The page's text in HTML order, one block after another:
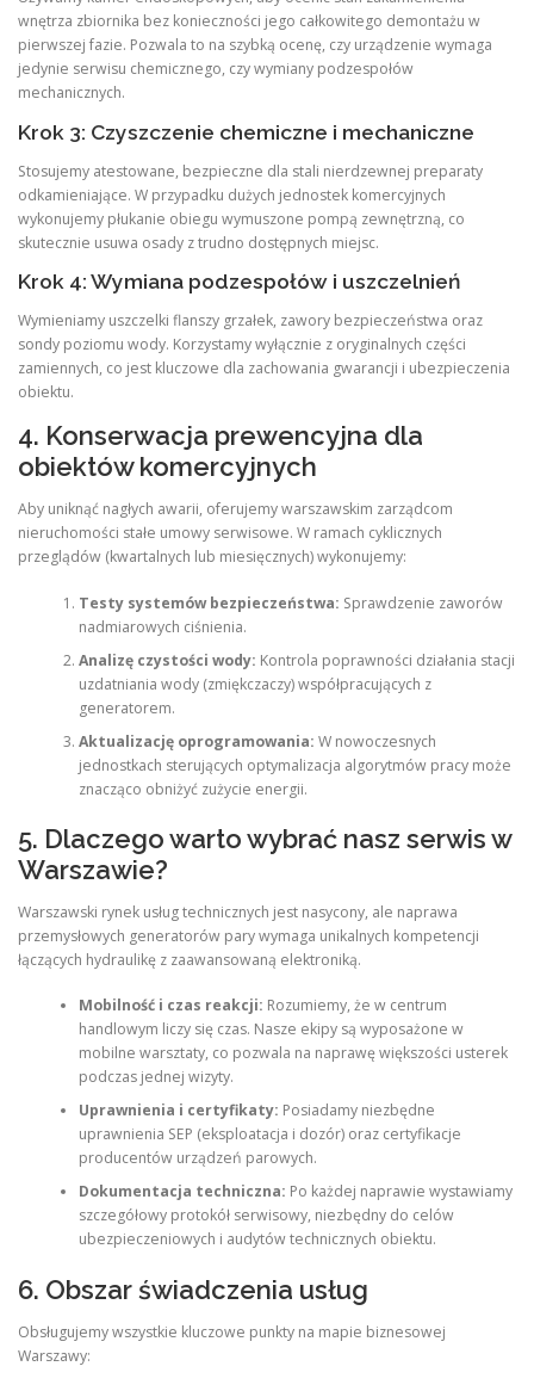
wnętrza zbiornika bez konieczności jego całkowitego demontażu w
pierwszej fazie. Pozwala to na szybką ocenę, czy urządzenie wymaga
jedynie serwisu chemicznego, czy wymiany podzespołów
mechanicznych.
Krok 3: Czyszczenie chemiczne i mechaniczne
Stosujemy atestowane, bezpieczne dla stali nierdzewnej preparaty
odkamieniające. W przypadku dużych jednostek komercyjnych
wykonujemy płukanie obiegu wymuszone pompą zewnętrzną, co
skutecznie usuwa osady z trudno dostępnych miejsc.
Krok 4: Wymiana podzespołów i uszczelnień
Wymieniamy uszczelki flanszy grzałek, zawory bezpieczeństwa oraz
sondy poziomu wody. Korzystamy wyłącznie z oryginalnych części
zamiennych, co jest kluczowe dla zachowania gwarancji i ubezpieczenia
obiektu.
4. Konserwacja prewencyjna dla
obiektów komercyjnych
Aby uniknąć nagłych awarii, oferujemy warszawskim zarządcom
nieruchomości stałe umowy serwisowe. W ramach cyklicznych
przeglądów (kwartalnych lub miesięcznych) wykonujemy:
Testy systemów bezpieczeństwa: Sprawdzenie zaworów
nadmiarowych ciśnienia.
Analizę czystości wody: Kontrola poprawności działania stacji
uzdatniania wody (zmiękczaczy) współpracujących z
generatorem.
Aktualizację oprogramowania: W nowoczesnych
jednostkach sterujących optymalizacja algorytmów pracy może
znacząco obniżyć zużycie energii.
5. Dlaczego warto wybrać nasz serwis w
Warszawie?
Warszawski rynek usług technicznych jest nasycony, ale naprawa
przemysłowych generatorów pary wymaga unikalnych kompetencji
łączących hydraulikę z zaawansowaną elektroniką.
Mobilność i czas reakcji: Rozumiemy, że w centrum
handlowym liczy się czas. Nasze ekipy są wyposażone w
mobilne warsztaty, co pozwala na naprawę większości usterek
podczas jednej wizyty.
Uprawnienia i certyfikaty: Posiadamy niezbędne
uprawnienia SEP (eksploatacja i dozór) oraz certyfikacje
producentów urządzeń parowych.
Dokumentacja techniczna: Po każdej naprawie wystawiamy
szczegółowy protokół serwisowy, niezbędny do celów
ubezpieczeniowych i audytów technicznych obiektu.
6. Obszar świadczenia usług
Obsługujemy wszystkie kluczowe punkty na mapie biznesowej
Warszawy: